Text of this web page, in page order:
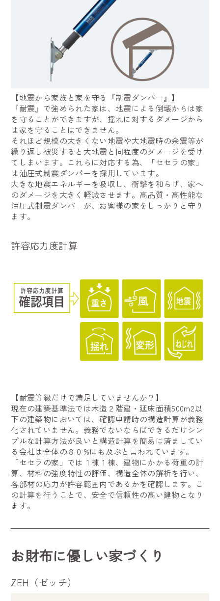
【地震から家族と家を守る『制震ダンパー』】
『耐震』で強められた家は、地震による倒壊からは家
を守ることができますが、揺れに対するダメージから
は家を守ることはできません。
それほど規模の大きくない地震や大地震時の余震等が
繰り返し被災すると大地震と同程度のダメージを受け
てしまいます。これらに対応する為、「セセラの家」
は油圧式制震ダンパーを採用しています。
大きな地震エネルギーを吸収し、衝撃を和らげ、家へ
のダメージを大きく軽減させます。高品質・高性能な
油圧式制震ダンパーが、お客様の家をしっかりと守り
ます。
許容応力度計算
【耐震等級だけで満足していませんか？】
現在の建築基準法では木造２階建・延床面積500m2以
下の建築物においては、確認申請時の構造計算が義務
化されていません。義務でないならばできるだけシン
プルな計算方法が良いと構造計算を簡易に済ましてい
る会社は全体の８０%にも及ぶと言われています。
「セセラの家」では１棟１棟、建物にかかる荷重の計
算、材料の強度特性の評価、構造全体の解析を行い、
各部材の応力が許容範囲内であるかを確認します。こ
の計算を行うことで、安全で信頼性の高い建物となり
ます。
お財布に優しい家づくり
ZEH（ゼッチ）